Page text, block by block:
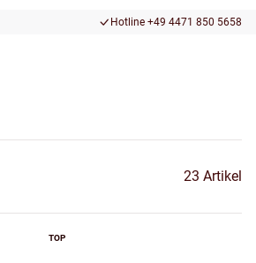
Hotline +49 4471 850 5658
23 Artikel
TOP